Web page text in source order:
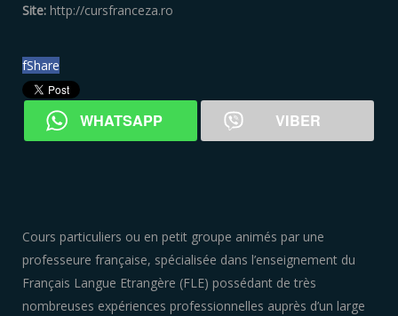
Site: http://cursfranceza.ro
fShare
WHATSAPP VIBER
Cours particuliers ou en petit groupe animés par une
professeure française, spécialisée dans l’enseignement du
Français Langue Etrangère (FLE) possédant de très
nombreuses expériences professionnelles auprès d’un large